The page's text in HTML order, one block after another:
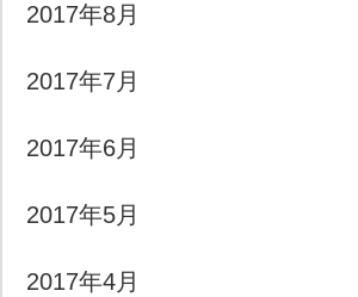
2017年8月
2017年7月
2017年6月
2017年5月
2017年4月